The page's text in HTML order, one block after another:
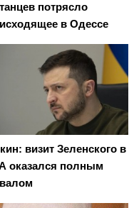
потрясло
в Одессе
визит Зеленского в
оказался полным